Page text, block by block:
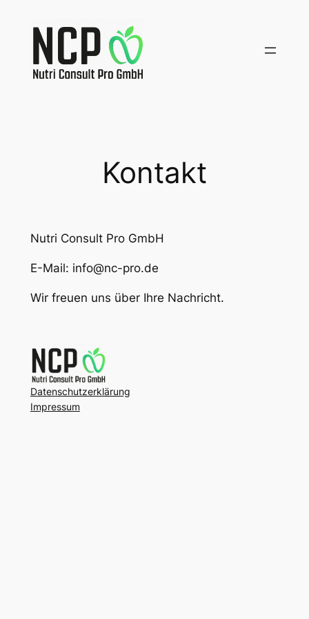
Inhalt
springen
Kontakt
Nutri Consult Pro GmbH
E-Mail: info@nc-pro.de
Wir freuen uns über Ihre Nachricht.
Datenschutzerklärung
Impressum